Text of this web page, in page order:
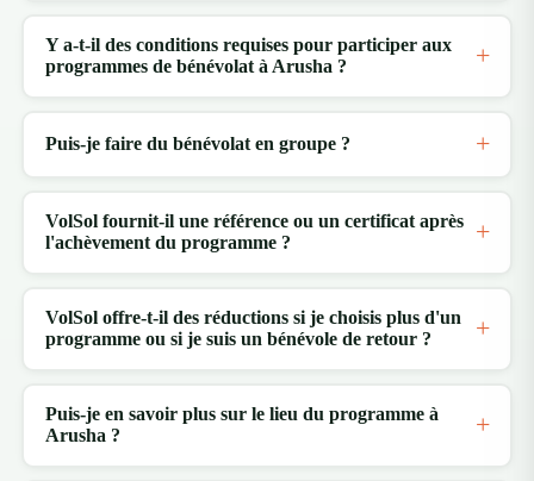
Y a-t-il des conditions requises pour participer aux
programmes de bénévolat à Arusha ?
Puis-je faire du bénévolat en groupe ?
VolSol fournit-il une référence ou un certificat après
l'achèvement du programme ?
VolSol offre-t-il des réductions si je choisis plus d'un
programme ou si je suis un bénévole de retour ?
Puis-je en savoir plus sur le lieu du programme à
Arusha ?